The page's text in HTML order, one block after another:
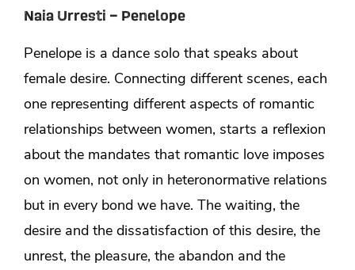
Naia Urresti – Penelope
Penelope is a dance solo that speaks about
female desire. Connecting different scenes, each
one representing different aspects of romantic
relationships between women, starts a reflexion
about the mandates that romantic love imposes
on women, not only in heteronormative relations
but in every bond we have. The waiting, the
desire and the dissatisfaction of this desire, the
unrest, the pleasure, the abandon and the